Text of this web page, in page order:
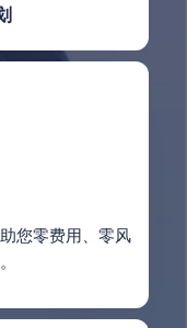
您零费用、零风